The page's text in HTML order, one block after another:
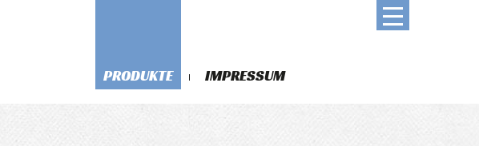
PRODUKTE IMPRESSUM